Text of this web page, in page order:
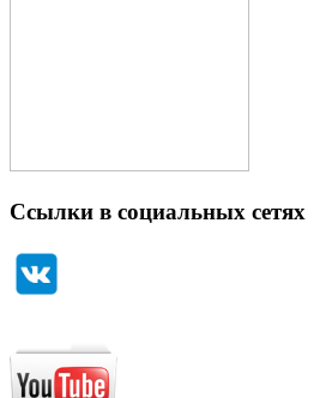
Ссылки в социальных сетях